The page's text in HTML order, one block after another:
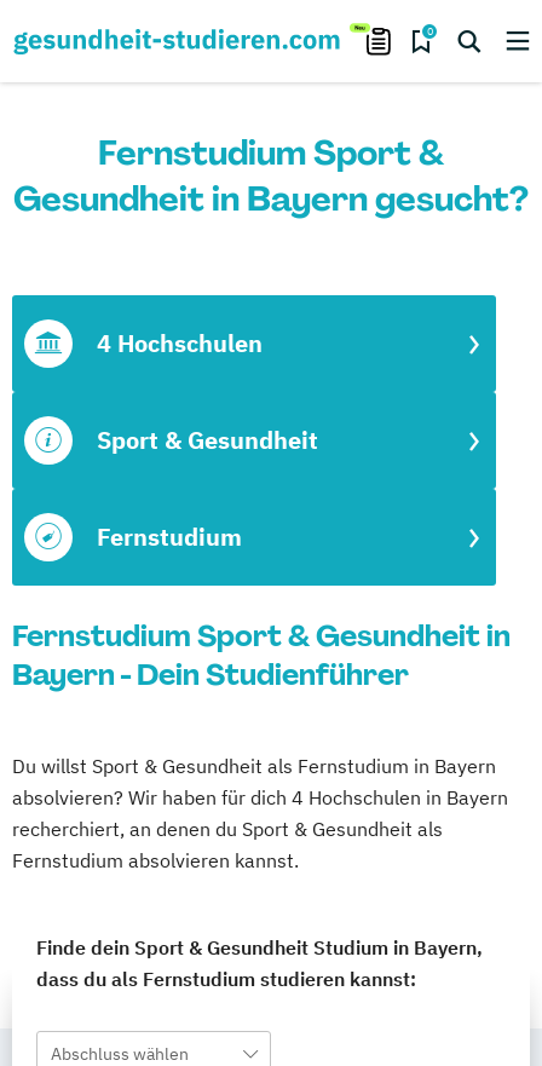
0
Fernstudium Sport &
Gesundheit in Bayern gesucht?
Fernstudium
Sport & Gesundheit
4 Hochschulen
Fernstudium Sport & Gesundheit in
Bayern - Dein Studienführer
Du willst Sport & Gesundheit als Fernstudium in Bayern
absolvieren? Wir haben für dich 4 Hochschulen in Bayern
recherchiert, an denen du Sport & Gesundheit als
Fernstudium absolvieren kannst.
Finde dein Sport & Gesundheit Studium in Bayern,
dass du als Fernstudium studieren kannst:
Abschluss wählen